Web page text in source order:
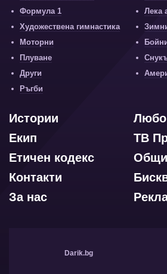
Формула 1
Лека
Художествена гимнастика
Моторни
Плуване
Други
Ръгби
Истории
ТВ
Екип
Общи
Етичен кодекс
Контакти
За нас
Darik.bg